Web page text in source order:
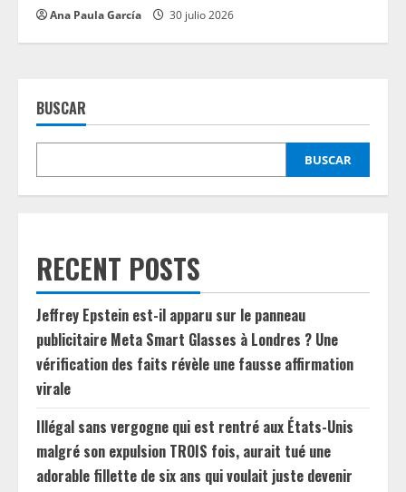
Ana Paula García 30 julio 2026
BUSCAR
BUSCAR
RECENT POSTS
Jeffrey Epstein est-il apparu sur le panneau
publicitaire Meta Smart Glasses à Londres ? Une
vérification des faits révèle une fausse affirmation
virale
Illégal sans vergogne qui est rentré aux États-Unis
malgré son expulsion TROIS fois, aurait tué une
adorable fillette de six ans qui voulait juste devenir